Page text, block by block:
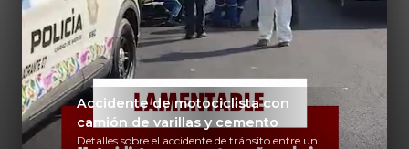
Accidente de motociclista con
camión de varillas y cemento
Detalles sobre el accidente de tránsito entre un